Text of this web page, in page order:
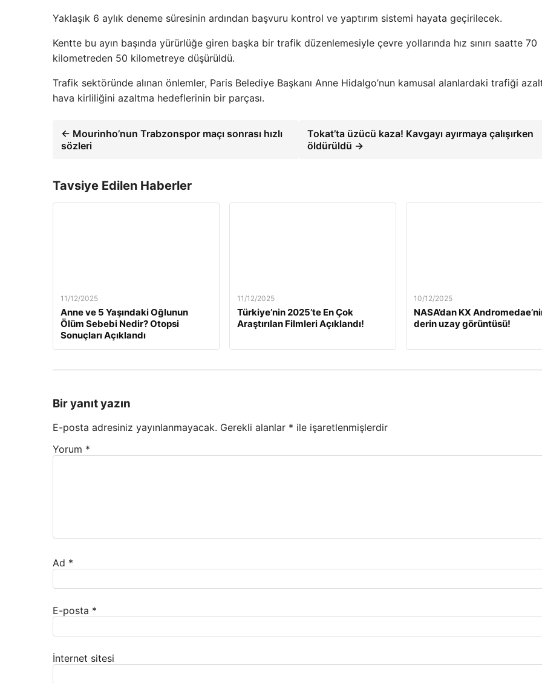
Yaklaşık 6 aylık deneme süresinin ardından başvuru kontrol ve yaptırım sistemi hayata geçirilecek.
Kentte bu ayın başında yürürlüğe giren başka bir trafik düzenlemesiyle çevre yollarında hız sınırı saatte 70
kilometreden 50 kilometreye düşürüldü.
Trafik sektöründe alınan önlemler, Paris Belediye Başkanı Anne Hidalgo’nun kamusal alanlardaki trafiği
hava kirliliğini azaltma hedeflerinin bir parçası.
← Mourinho’nun Trabzonspor maçı sonrası hızlı
sözleri
Tokat’ta üzücü kaza! Kavgayı ayırmaya çalışırken
öldürüldü →
Tavsiye Edilen Haberler
11/12/2025
Anne ve 5 Yaşındaki Oğlunun
Ölüm Sebebi Nedir? Otopsi
Sonuçları Açıklandı
11/12/2025
Türkiye’nin 2025’te En Çok
Araştırılan Filmleri Açıklandı!
10/12/2025
NASA’dan KX
derin uzay görüntüsü!
Bir yanıt yazın
E-posta adresiniz yayınlanmayacak. Gerekli alanlar * ile işaretlenmişlerdir
Yorum *
Ad *
E-posta *
İnternet sitesi